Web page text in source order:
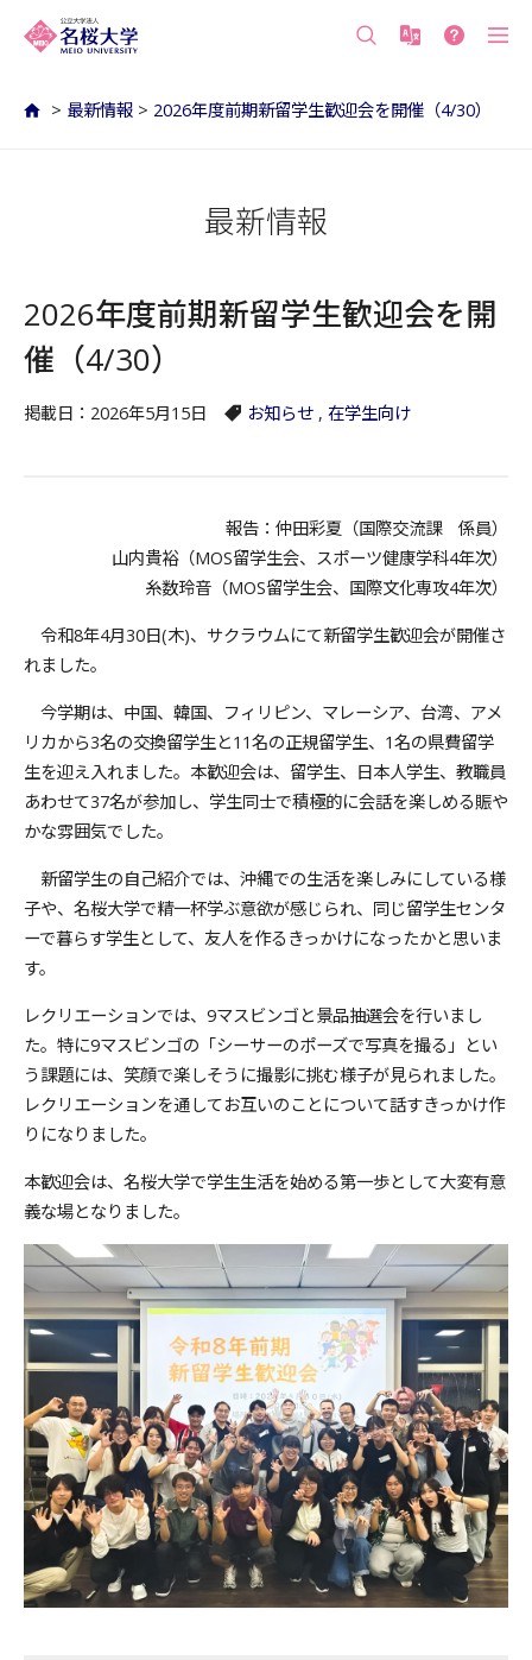
> 最新情報 > 2026年度前期新留学生歓迎会を開催（4/30）
最新情報
2026年度前期新留学生歓迎会を開
催（4/30）
掲載日：2026年5月15日 お知らせ , 在学生向け
報告：仲田彩夏（国際交流課 係員）
山内貴裕（MOS留学生会、スポーツ健康学科4年次）
糸数玲音（MOS留学生会、国際文化専攻4年次）
令和8年4月30日(木)、サクラウムにて新留学生歓迎会が開催さ
れました。
今学期は、中国、韓国、フィリピン、マレーシア、台湾、アメ
リカから3名の交換留学生と11名の正規留学生、1名の県費留学
生を迎え入れました。本歓迎会は、留学生、日本人学生、教職員
あわせて37名が参加し、学生同士で積極的に会話を楽しめる賑や
かな雰囲気でした。
新留学生の自己紹介では、沖縄での生活を楽しみにしている様
子や、名桜大学で精一杯学ぶ意欲が感じられ、同じ留学生センタ
ーで暮らす学生として、友人を作るきっかけになったかと思いま
す。
レクリエーションでは、9マスビンゴと景品抽選会を行いまし
た。特に9マスビンゴの「シーサーのポーズで写真を撮る」とい
う課題には、笑顔で楽しそうに撮影に挑む様子が見られました。
レクリエーションを通してお互いのことについて話すきっかけ作
りになりました。
本歓迎会は、名桜大学で学生生活を始める第一歩として大変有意
義な場となりました。